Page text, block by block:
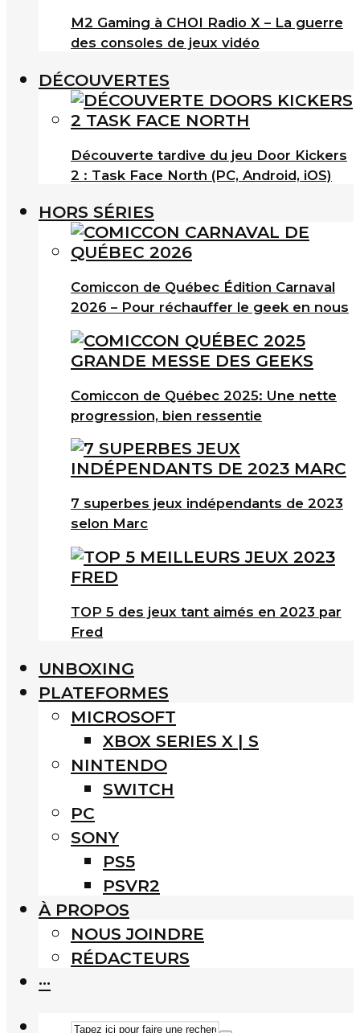
M2 Gaming à CHOI Radio X – La guerre
des consoles de jeux vidéo
DÉCOUVERTES
Découverte tardive du jeu Door Kickers
2 : Task Face North (PC, Android, iOS)
HORS SÉRIES
Comiccon de Québec Édition Carnaval
2026 – Pour réchauffer le geek en nous
Comiccon de Québec 2025: Une nette
progression, bien ressentie
7 superbes jeux indépendants de 2023
selon Marc
TOP 5 des jeux tant aimés en 2023 par
Fred
UNBOXING
PLATEFORMES
MICROSOFT
XBOX SERIES X | S
NINTENDO
SWITCH
PC
SONY
PS5
PSVR2
À PROPOS
NOUS JOINDRE
RÉDACTEURS
···